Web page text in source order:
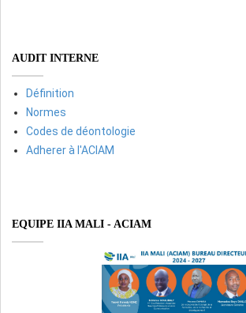
AUDIT INTERNE
Définition
Normes
Codes de déontologie
Adherer à l'ACIAM
EQUIPE IIA MALI - ACIAM